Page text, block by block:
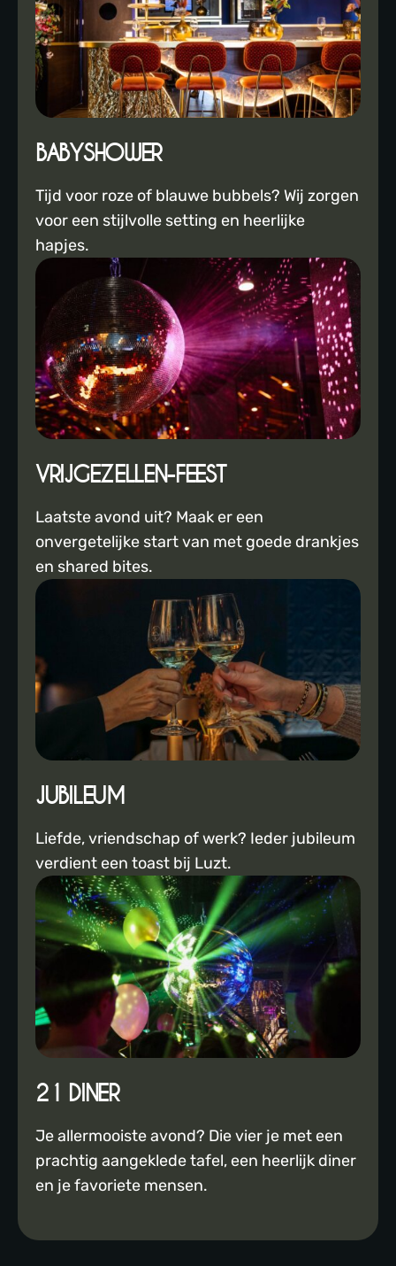
BABYSHOWER
Tijd voor roze of blauwe bubbels? Wij zorgen
voor een stijlvolle setting en heerlijke
hapjes.
VRIJGEZELLEN-FEEST
Laatste avond uit? Maak er een
onvergetelijke start van met goede drankjes
en shared bites.
JUBILEUM
Liefde, vriendschap of werk? Ieder jubileum
verdient een toast bij Luzt.
21 DINER
Je allermooiste avond? Die vier je met een
prachtig aangeklede tafel, een heerlijk diner
en je favoriete mensen.